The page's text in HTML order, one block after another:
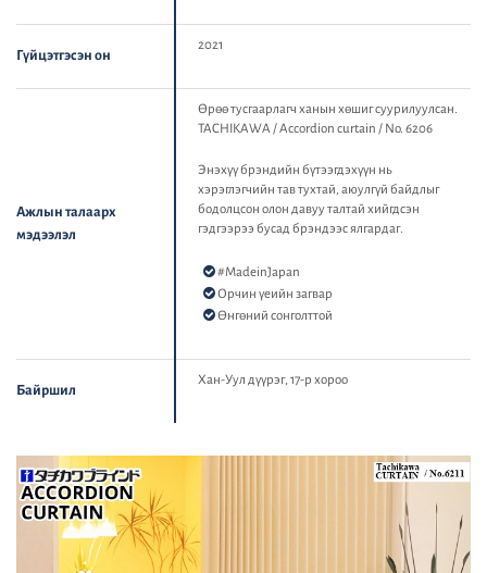
Гүйцэтгэсэн он
2021
Ажлын талаарх
мэдээлэл
Өрөө тусгаарлагч ханын хөшиг суурилуулсан.
TACHIKAWA / Accordion curtain / No. 6206
Энэхүү брэндийн бүтээгдэхүүн нь
хэрэглэгчийн тав тухтай, аюулгүй байдлыг
бодолцсон олон давуу талтай хийгдсэн
гэдгээрээ бусад брэндээс ялгардаг.
#MadeinJapan
Орчин үеийн загвар
Өнгөний сонголттой
Байршил
Хан-Уул дүүрэг, 17-р хороо